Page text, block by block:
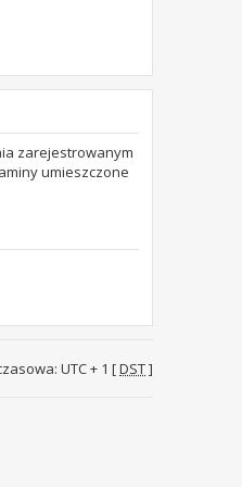
zarejestrowanym
umieszczone
UTC + 1 [DST]